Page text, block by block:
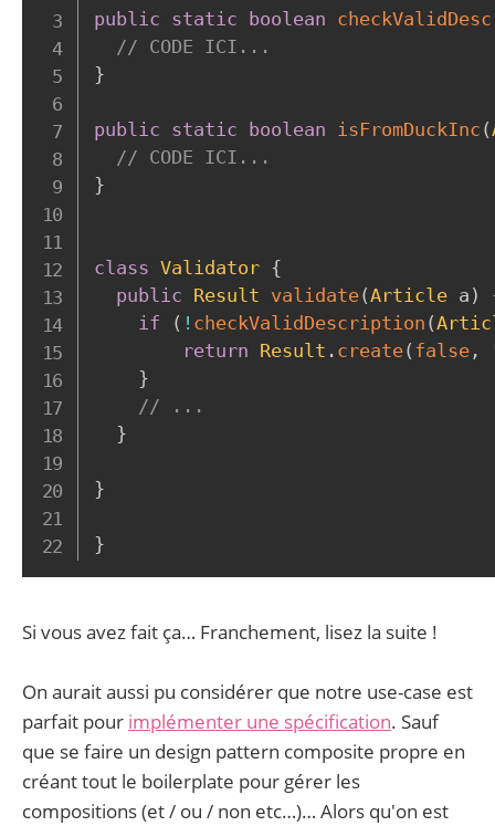
public static boolean
// CODE ICI...
}
public static boolean isFromDuckInc (
// CODE ICI...
}
class Validator {
public Result validate(Article a )
if
( ! checkValidDescription (
return Result . create( false,
}
// ...
}
}
}
Si vous avez fait ça… Franchement, lisez la suite !
On aurait aussi pu considérer que notre use-case est
parfait pour implémenter une spécification. Sauf
que se faire un design pattern composite propre en
créant tout le boilerplate pour gérer les
compositions (et / ou / non etc…)… Alors qu'on est